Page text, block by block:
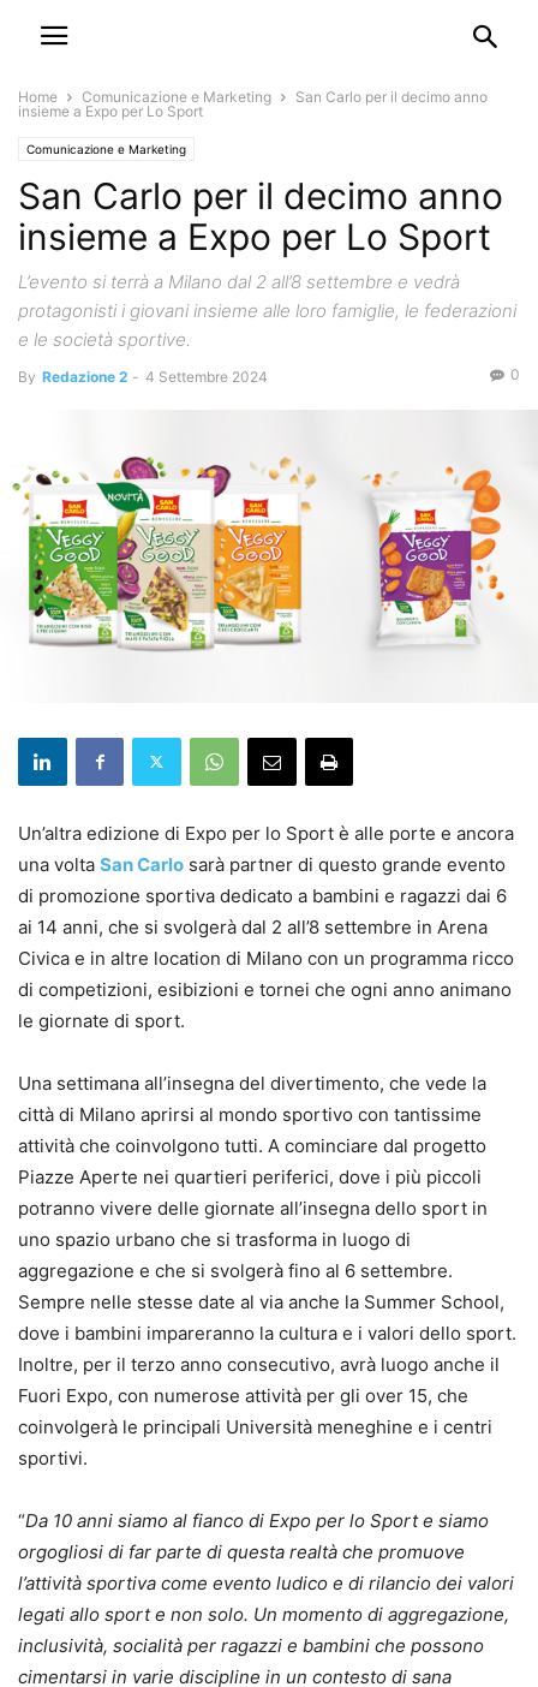
Home Comunicazione e Marketing
San Carlo per il decimo anno
insieme a Expo per Lo Sport
Comunicazione e Marketing
San Carlo per il decimo anno
insieme a Expo per Lo Sport
L’evento si terrà a Milano dal 2 all’8 settembre e vedrà
protagonisti i giovani insieme alle loro famiglie, le federazioni
e le società sportive.
By Redazione 2 - 4 Settembre 2024 0
Un’altra edizione di Expo per lo Sport è alle porte e ancora
una volta San Carlo sarà partner di questo grande evento
di promozione sportiva dedicato a bambini e ragazzi dai 6
ai 14 anni, che si svolgerà dal 2 all’8 settembre in Arena
Civica e in altre location di Milano con un programma ricco
di competizioni, esibizioni e tornei che ogni anno animano
le giornate di sport.
Una settimana all’insegna del divertimento, che vede la
città di Milano aprirsi al mondo sportivo con tantissime
attività che coinvolgono tutti. A cominciare dal progetto
Piazze Aperte nei quartieri periferici, dove i più piccoli
potranno vivere delle giornate all’insegna dello sport in
uno spazio urbano che si trasforma in luogo di
aggregazione e che si svolgerà fino al 6 settembre.
Sempre nelle stesse date al via anche la Summer School,
dove i bambini impareranno la cultura e i valori dello sport.
Inoltre, per il terzo anno consecutivo, avrà luogo anche il
Fuori Expo, con numerose attività per gli over 15, che
coinvolgerà le principali Università meneghine e i centri
sportivi.
“Da 10 anni siamo al fianco di Expo per lo Sport e siamo
orgogliosi di far parte di questa realtà che promuove
l’attività sportiva come evento ludico e di rilancio dei valori
legati allo sport e non solo. Un momento di aggregazione,
inclusività, socialità per ragazzi e bambini che possono
cimentarsi in varie discipline in un contesto di sana